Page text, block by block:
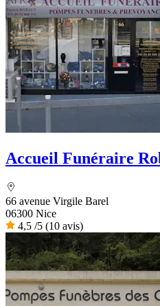
Accueil Funéraire
66 avenue Virgile Barel
06300 Nice
4,5 /5 (10 avis)